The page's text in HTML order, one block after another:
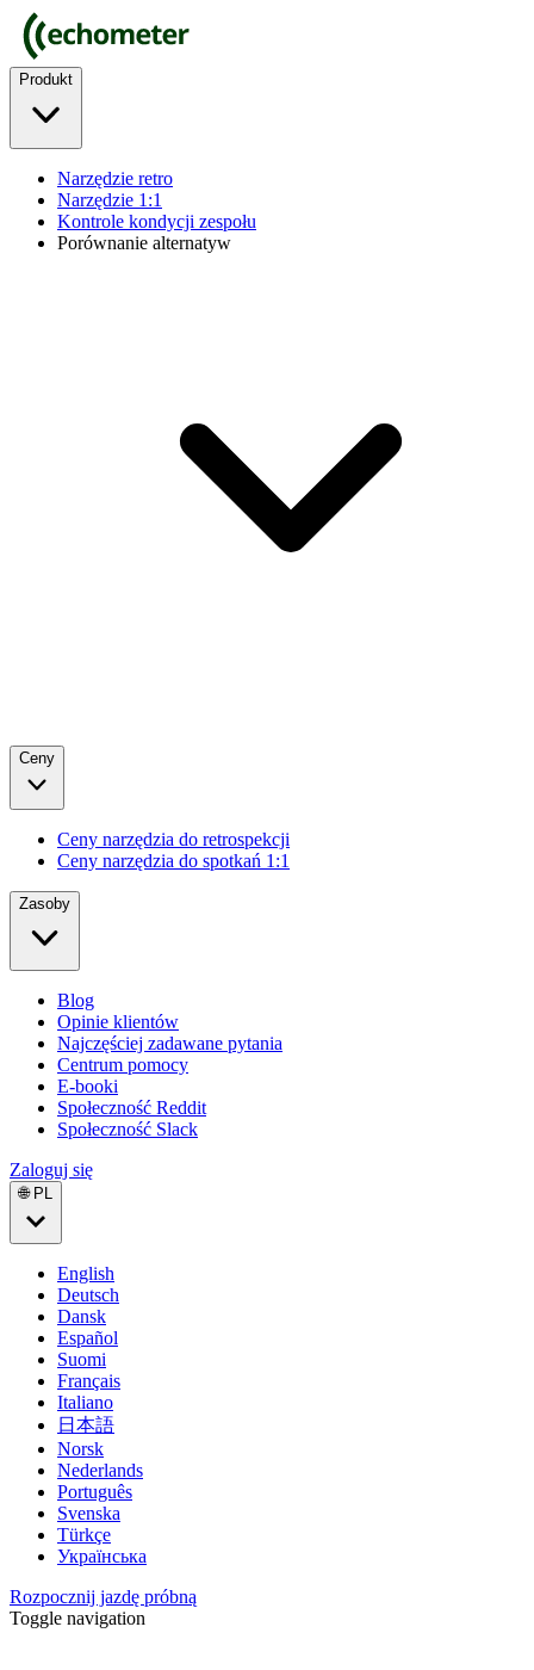
Produkt
Narzędzie retro
Narzędzie 1:1
Kontrole kondycji zespołu
Porównanie alternatyw
Ceny
Ceny narzędzia do retrospekcji
Ceny narzędzia do spotkań 1:1
Zasoby
Blog
Opinie klientów
Najczęściej zadawane pytania
Centrum pomocy
E-booki
Społeczność Reddit
Społeczność Slack
Zaloguj się
🌐 PL
English
Deutsch
Dansk
Español
Suomi
Français
Italiano
日本語
Norsk
Nederlands
Português
Svenska
Türkçe
Українська
Rozpocznij jazdę próbną
Toggle navigation